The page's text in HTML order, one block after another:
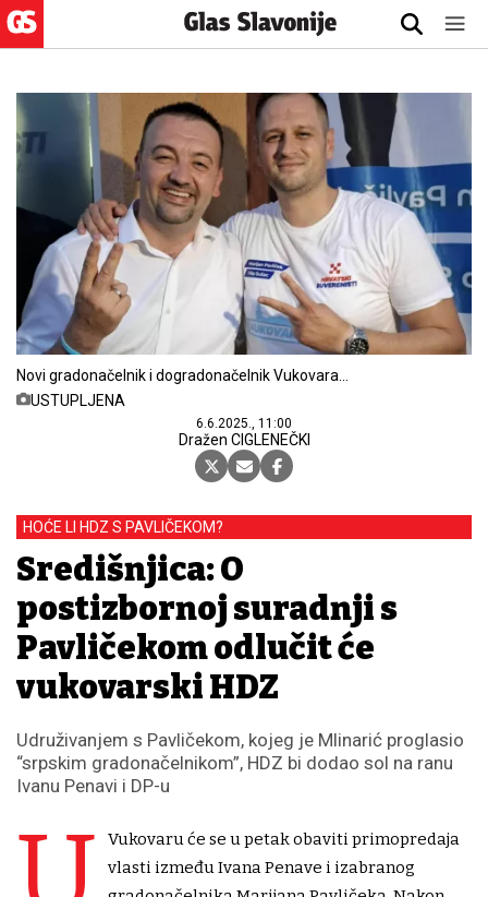
Novi gradonačelnik i dogradonačelnik Vukovara
Marijan Pavliček i Filip Sušac
USTUPLJENA
6.6.2025., 11:00
Dražen CIGLENEČKI
HOĆE LI HDZ S PAVLIČEKOM?
Središnjica: O
postizbornoj suradnji s
Pavličekom odlučit će
vukovarski HDZ
Udruživanjem s Pavličekom, kojeg je Mlinarić proglasio
“srpskim gradonačelnikom”, HDZ bi dodao sol na ranu
Ivanu Penavi i DP-u
Vukovaru će se u petak obaviti primopredaja
vlasti između Ivana Penave i izabranog